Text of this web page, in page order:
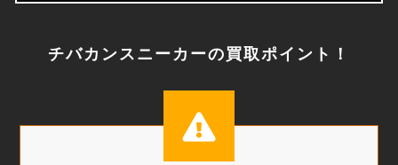
チバカンスニーカーの買取ポイント！